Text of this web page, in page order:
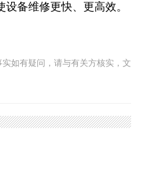
备维修更快、更高效。
如有疑问，请与有关方核实，文